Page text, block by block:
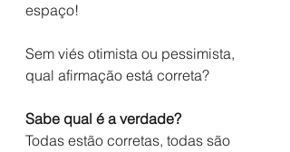
espaço!
Sem viés otimista ou pessimista,
qual afirmação está correta?
Sabe qual é a verdade?
Todas estão corretas, todas são